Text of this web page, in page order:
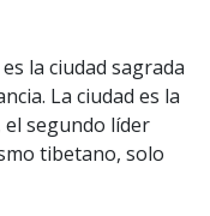
la ciudad sagrada
La ciudad es la
el segundo líder
tibetano, solo